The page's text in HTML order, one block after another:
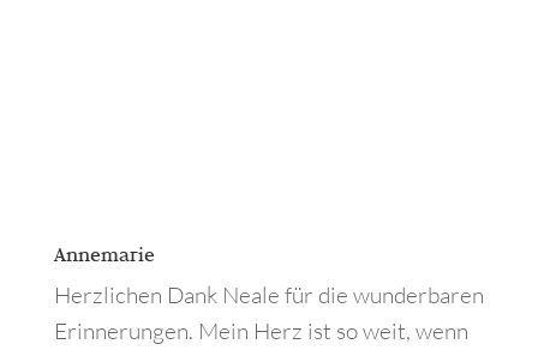
Annemarie
Herzlichen Dank Neale für die wunderbaren
Erinnerungen. Mein Herz ist so weit, wenn